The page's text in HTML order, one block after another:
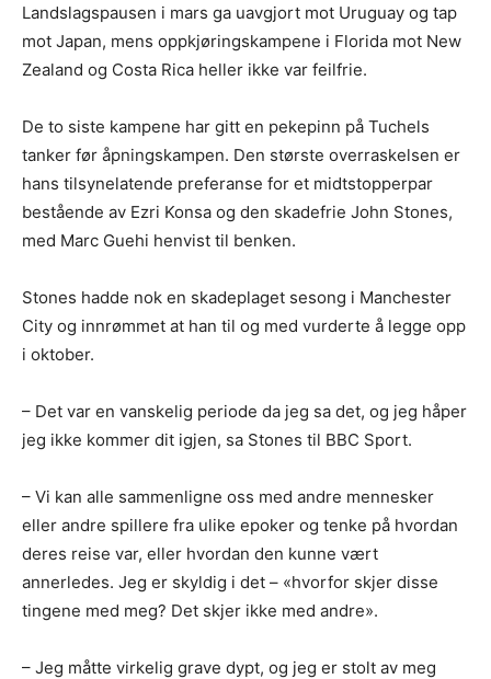
Landslagspausen i mars ga uavgjort mot Uruguay og tap
mot Japan, mens oppkjøringskampene i Florida mot New
Zealand og Costa Rica heller ikke var feilfrie.
De to siste kampene har gitt en pekepinn på Tuchels
tanker før åpningskampen. Den største overraskelsen er
hans tilsynelatende preferanse for et midtstopperpar
bestående av Ezri Konsa og den skadefrie John Stones,
med Marc Guehi henvist til benken.
Stones hadde nok en skadeplaget sesong i Manchester
City og innrømmet at han til og med vurderte å legge opp
i oktober.
– Det var en vanskelig periode da jeg sa det, og jeg håper
jeg ikke kommer dit igjen, sa Stones til BBC Sport.
– Vi kan alle sammenligne oss med andre mennesker
eller andre spillere fra ulike epoker og tenke på hvordan
deres reise var, eller hvordan den kunne vært
annerledes. Jeg er skyldig i det – «hvorfor skjer disse
tingene med meg? Det skjer ikke med andre».
– Jeg måtte virkelig grave dypt, og jeg er stolt av meg